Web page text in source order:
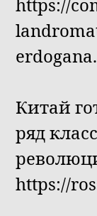
Китай
ряд
https://